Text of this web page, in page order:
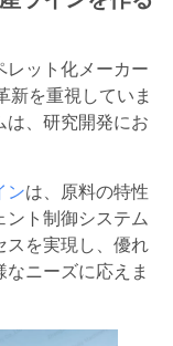
ット化メーカー
を重視していま
、研究開発にお
ンは、原料の特性
ント制御システム
スを実現し、優れ
ニーズに応えま